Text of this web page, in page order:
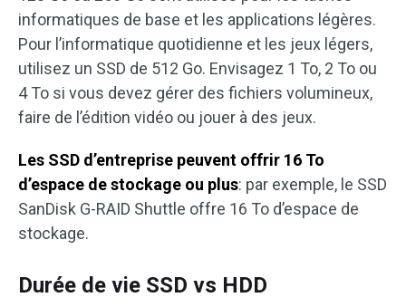
informatiques de base et les applications légères.
Pour l’informatique quotidienne et les jeux légers,
utilisez un SSD de 512 Go. Envisagez 1 To, 2 To ou
4 To si vous devez gérer des fichiers volumineux,
faire de l’édition vidéo ou jouer à des jeux.
Les SSD d’entreprise peuvent offrir 16 To
d’espace de stockage ou plus: par exemple, le SSD
SanDisk G-RAID Shuttle offre 16 To d’espace de
stockage.
Durée de vie SSD vs HDD